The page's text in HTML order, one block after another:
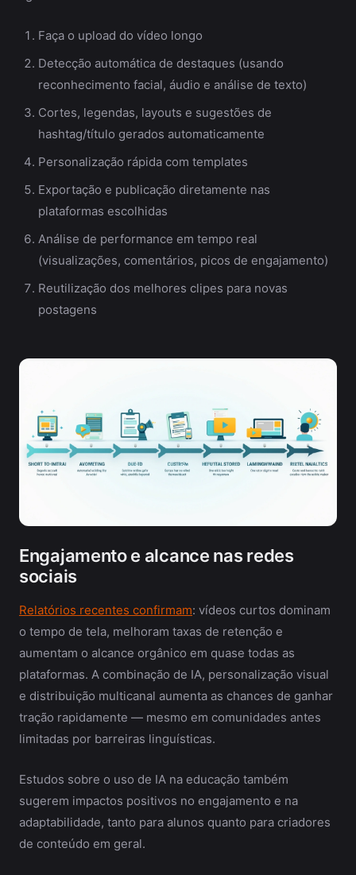
Faça o upload do vídeo longo
Detecção automática de destaques (usando
reconhecimento facial, áudio e análise de texto)
Cortes, legendas, layouts e sugestões de
hashtag/título gerados automaticamente
Personalização rápida com templates
Exportação e publicação diretamente nas
plataformas escolhidas
Análise de performance em tempo real
(visualizações, comentários, picos de engajamento)
Reutilização dos melhores clipes para novas
postagens
Engajamento e alcance nas redes
sociais
Relatórios recentes confirmam: vídeos curtos dominam
o tempo de tela, melhoram taxas de retenção e
aumentam o alcance orgânico em quase todas as
plataformas. A combinação de IA, personalização visual
e distribuição multicanal aumenta as chances de ganhar
tração rapidamente — mesmo em comunidades antes
limitadas por barreiras linguísticas.
Estudos sobre o uso de IA na educação também
sugerem impactos positivos no engajamento e na
adaptabilidade, tanto para alunos quanto para criadores
de conteúdo em geral.